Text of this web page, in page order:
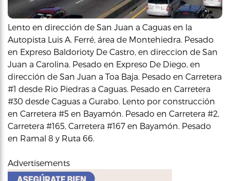
Lento en dirección de San Juan a Caguas en la
Autopista Luis A. Ferré, área de Montehiedra. Pesado
en Expreso Baldorioty De Castro, en direccion de San
Juan a Carolina. Pesado en Expreso De Diego, en
dirección de San Juan a Toa Baja. Pesado en Carretera
#1 desde Rio Piedras a Caguas. Pesado en Carretera
#30 desde Caguas a Gurabo. Lento por construcción
en Carretera #5 en Bayamón. Pesado en Carretera #2,
Carretera #165, Carretera #167 en Bayamón. Pesado
en Ramal 8 y Ruta 66.
Advertisements